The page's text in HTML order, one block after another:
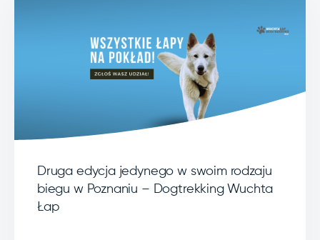
Druga edycja jedynego w swoim rodzaju
biegu w Poznaniu – Dogtrekking Wuchta
Łap